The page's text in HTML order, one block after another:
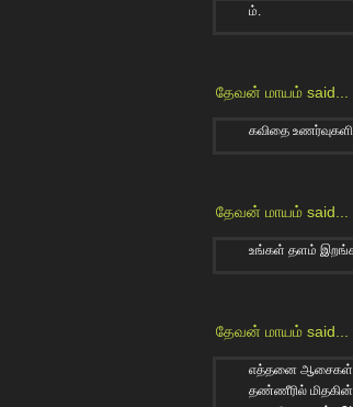
ம்.
தேவன் மாயம் said...
கவிதை
தேவன் மாயம் said...
உங்கள் தளம் இறங்க
தேவன் மாயம் said...
எத்தனை ஆசைகள்
தண்ணீரில்